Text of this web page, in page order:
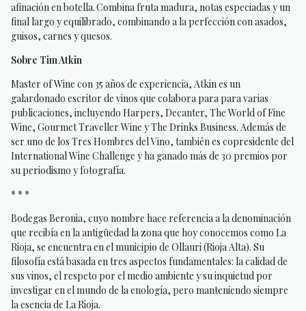
afinación en botella. Combina fruta madura, notas especiadas y un
final largo y equilibrado, combinando a la perfección con asados,
guisos, carnes y quesos.
Sobre Tim Atkin
Master of Wine con 35 años de experiencia, Atkin es un
galardonado escritor de vinos que colabora para para varias
publicaciones, incluyendo Harpers, Decanter, The World of Fine
Wine, Gourmet Traveller Wine y The Drinks Business. Además de
ser uno de los Tres Hombres del Vino, también es copresidente del
International Wine Challenge y ha ganado más de 30 premios por
su periodismo y fotografía.
* * *
Bodegas Beronia, cuyo nombre hace referencia a la denominación
que recibía en la antigüedad la zona que hoy conocemos como La
Rioja, se encuentra en el municipio de Ollauri (Rioja Alta). Su
filosofía está basada en tres aspectos fundamentales: la calidad de
sus vinos, el respeto por el medio ambiente y su inquietud por
investigar en el mundo de la enología, pero manteniendo siempre
la esencia de La Rioja.